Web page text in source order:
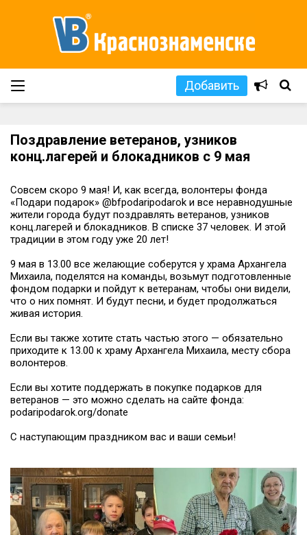
Добавить
Поздравление ветеранов, узников
конц.лагерей и блокадников с 9 мая
Совсем скоро 9 мая! И, как всегда, волонтеры фонда
«Подари подарок» @bfpodaripodarok и все неравнодушные
жители города будут поздравлять ветеранов, узников
конц.лагерей и блокадников. В списке 37 человек. И этой
традиции в этом году уже 20 лет!
9 мая в 13.00 все желающие соберутся у храма Архангела
Михаила, поделятся на команды, возьмут подготовленные
фондом подарки и пойдут к ветеранам, чтобы они видели,
что о них помнят. И будут песни, и будет продолжаться
живая история.
Если вы также хотите стать частью этого — обязательно
приходите к 13.00 к храму Архангела Михаила, месту сбора
волонтеров.
Если вы хотите поддержать в покупке подарков для
ветеранов — это можно сделать на сайте фонда:
podaripodarok.org/donate
С наступающим праздником вас и ваши семьи!